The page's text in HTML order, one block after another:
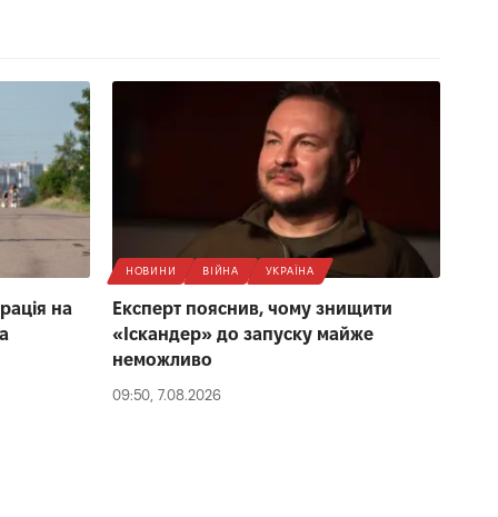
на
НОВИНИ ВІЙНА УКРАЇНА
Експерт пояснив, чому знищити
«Іскандер» до запуску майже
неможливо
09:50, 7.08.2026